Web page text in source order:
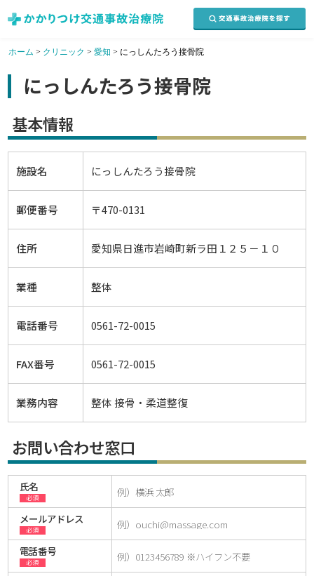
ホーム > クリニック > 愛知 > にっしんたろう接骨院
にっしんたろう接骨院
基本情報
施設名 にっしんたろう接骨院
郵便番号 〒470-0131
住所 愛知県日進市岩崎町新ラ田１２５－１０
業種 整体
電話番号 0561-72-0015
FAX番号 0561-72-0015
業務内容 整体 接骨・柔道整復
お問い合わせ窓口
氏名
必須
メールアドレス
必須
電話番号
必須